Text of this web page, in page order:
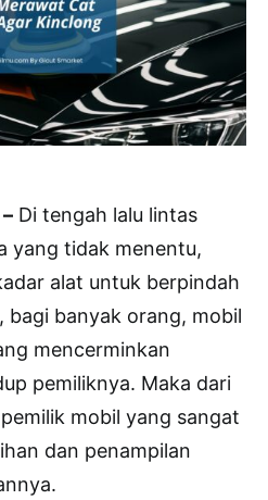
Di tengah lalu lintas
yang tidak menentu,
alat untuk berpindah
bagi banyak orang, mobil
mencerminkan
pemiliknya. Maka dari
mobil yang sangat
dan penampilan